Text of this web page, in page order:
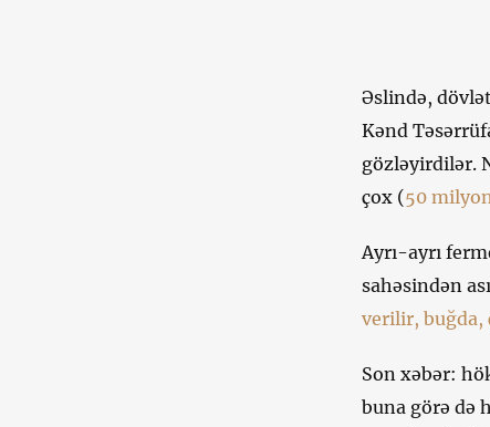
Əslində,
Kənd
gözləyirdilər.
çox (50
Ayrı-ayrı
sahəsindən
verilir, buğda,
Son xəbər:
buna görə də